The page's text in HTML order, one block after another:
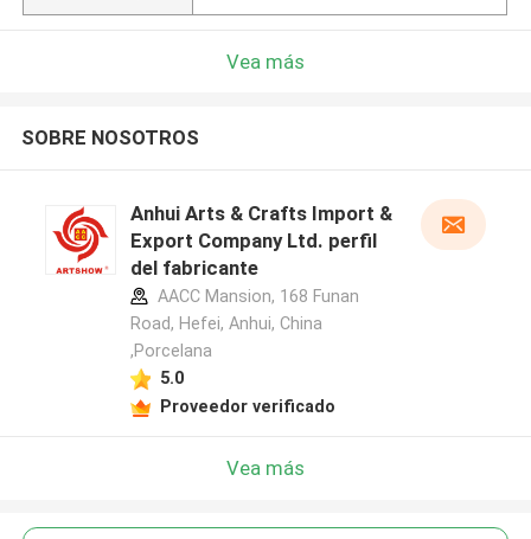
Vea más
SOBRE NOSOTROS
Anhui Arts & Crafts Import &
Export Company Ltd. perfil
del fabricante
AACC Mansion, 168 Funan
Road, Hefei, Anhui, China
,Porcelana
5.0
Proveedor verificado
Vea más